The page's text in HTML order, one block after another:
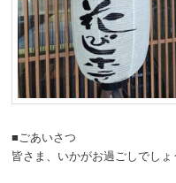
■ごあいさつ
皆さま、いかがお過ごしでしょ